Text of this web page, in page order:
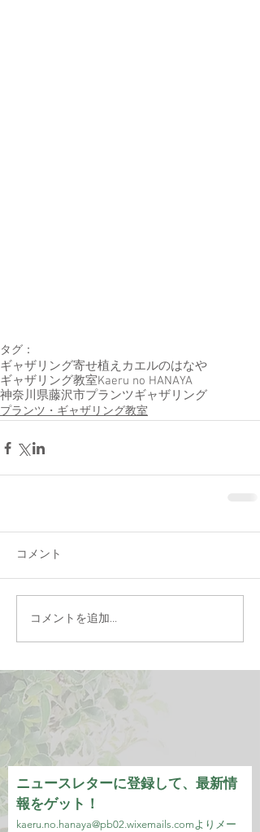
タグ：
ギャザリング寄せ植え カエルのはなや
ギャザリング教室Kaeru no HANAYA
神奈川県藤沢市プランツギャザリング
プランツ・ギャザリング教室
コメント
コメントを追加…
ニュースレターに登録して、最新情
報をゲット！
kaeru.no.hanaya@pb02.wixemails.comより メー